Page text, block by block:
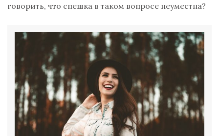
говорить, что спешка в таком вопросе неуместна?